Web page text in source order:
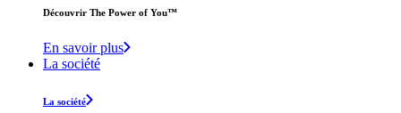
Découvrir The Power of You™️
En savoir plus
La société
La société